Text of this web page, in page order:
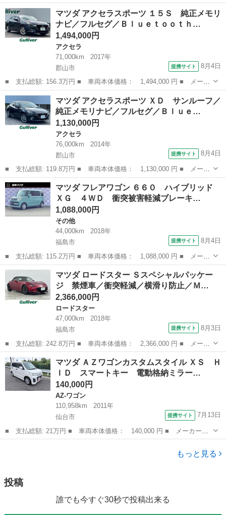
名： マツダ ■ 車種名： ＡＺワゴン ■ グレード名： ＸＳスペ
シャル プッシュスタート 純正ＣＤオーディオ ＥＴＣ スマート
キー ■ 排...
岩手 紫波郡 AZ-ワゴン
マツダ アクセラスポーツ １５Ｓ 純正メモリ
ナビ／フルセグ／Ｂｌｕｅｔｏｏｔｈ…
1,494,000円
アクセラ
71,000km
2017年
郡山市
提携サイト 8月4日
■ 支払総額: 156.3万円 ■ 車両本体価格： 1,494,000 円 ■ メーカ
ー名： マツダ ■ 車種名： アクセラスポーツ ■ グレード名：
１５Ｓ 純正メモリナビ／フルセグ／Ｂｌｕｅｔｏｏｔｈ／ＣＤ／Ｄ
ＶＤ／Ｕ...
福島 郡山市 アクセラ
マツダ アクセラスポーツ ＸＤ サンルーフ／
純正メモリナビ／フルセグ／Ｂｌｕｅ…
1,130,000円
アクセラ
76,000km
2014年
郡山市
提携サイト 8月4日
■ 支払総額: 119.8万円 ■ 車両本体価格： 1,130,000 円 ■ メーカ
ー名： マツダ ■ 車種名： アクセラスポーツ ■ グレード名：
ＸＤ サンルーフ／純正メモリナビ／フルセグ／Ｂｌｕｅｔｏｏｔｈ
／ＤＶＤ...
福島 郡山市 アクセラ
マツダ フレアワゴン ６６０ ハイブリッド
ＸＧ ４ＷＤ 衝突被害軽減ブレーキ…
1,088,000円
その他
44,000km
2018年
福島市
提携サイト 8月4日
■ 支払総額: 115.2万円 ■ 車両本体価格： 1,088,000 円 ■ メーカ
ー名： マツダ ■ 車種名： フレアワゴン ■ グレード名： ６６
０ ハイブリッド ＸＧ ４ＷＤ 衝突被害軽減ブレーキ バックカ
メラ Ｅ...
福島 福島市 その他
マツダ ロードスター Ｓスペシャルパッケー
ジ 禁煙車／衝突軽減／横滑り防止／Ｍ…
2,366,000円
ロードスター
47,000km
2018年
福島市
提携サイト 8月3日
■ 支払総額: 242.8万円 ■ 車両本体価格： 2,366,000 円 ■ メーカ
ー名： マツダ ■ 車種名： ロードスター ■ グレード名： Ｓス
ペシャルパッケージ 禁煙車／衝突軽減／横滑り防止／ＭＴ車／マツ
ダコネク...
福島 福島市 ロードスター
マツダ ＡＺワゴンカスタムスタイル ＸＳ Ｈ
ＩＤ スマートキー 電動格納ミラー…
140,000円
AZ-ワゴン
110,958km
2011年
仙台市
提携サイト 7月13日
■ 支払総額: 21万円 ■ 車両本体価格： 140,000 円 ■ メーカー
名： マツダ ■ 車種名： ＡＺワゴンカスタムスタイル ■ グレー
ド名： ＸＳ ＨＩＤ スマートキー 電動格納ミラー ベンチシー
もっと見る
投稿
誰でも今すぐ30秒で投稿出来る